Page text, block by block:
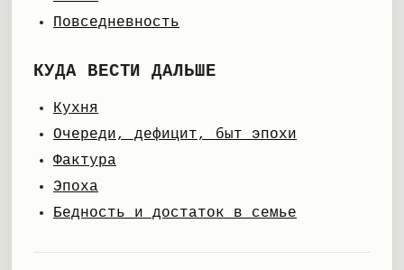
Повседневность
КУДА ВЕСТИ ДАЛЬШЕ
Кухня
Очереди, дефицит, быт эпохи
Фактура
Эпоха
Бедность и достаток в семье